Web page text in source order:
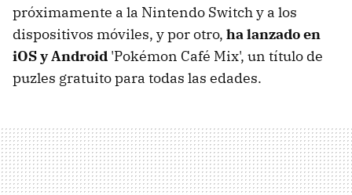
próximamente a la Nintendo Switch y a los
dispositivos móviles, y por otro, ha lanzado en
iOS y Android 'Pokémon Café Mix', un título de
puzles gratuito para todas las edades.